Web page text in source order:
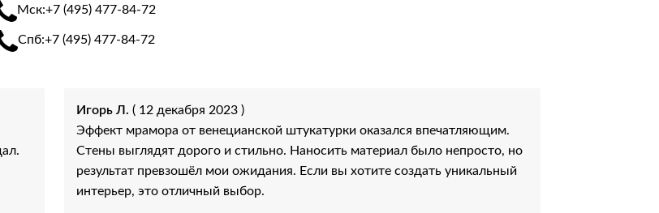
Мск:+7 (495) 477-84-72
Спб:+7 (495) 477-84-72
Игорь Л. ( 12 декабря 2023 )
Эффект мрамора от венецианской штукатурки оказался впечатляющим.
Стены выглядят дорого и стильно. Наносить материал было непросто, но
результат превзошёл мои ожидания. Если вы хотите создать уникальный
интерьер, это отличный выбор.